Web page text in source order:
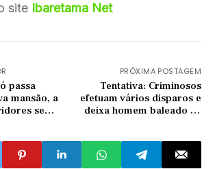
site Ibaretama Net
passa
mansão, a
sem
PRÓXIMA POSTAGEM
Tentativa: Criminosos
efetuam vários disparos e
deixa homem baleado na